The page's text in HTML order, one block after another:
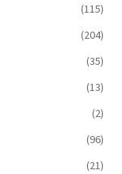
(115)
(204)
(35)
(13)
(2)
(96)
(21)